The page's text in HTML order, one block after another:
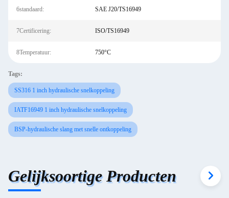
6standaard: SAE J20/TS16949
7Certificering: ISO/TS16949
8Temperatuur: 750°C
Tags:
SS316 1 inch hydraulische snelkoppeling
IATF16949 1 inch hydraulische snelkoppeling
BSP-hydraulische slang met snelle ontkoppeling
Gelijksoortige Producten